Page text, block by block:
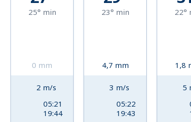
25° min
0 mm
2 m/s
05:21
19:44
23° min
4,7 mm
3 m/s
05:22
19:43
22°
1,8
5